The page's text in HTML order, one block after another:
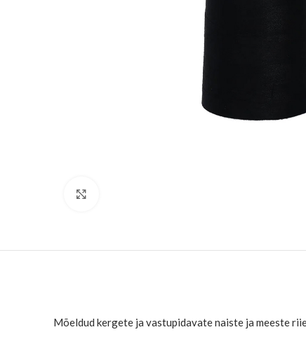
Mõeldud kergete ja vastupidavate naiste ja meeste